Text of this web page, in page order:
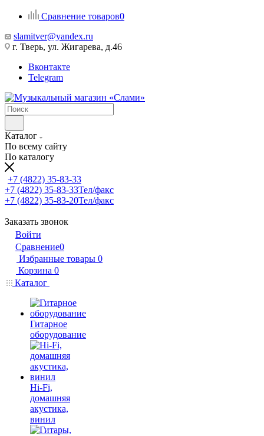
Сравнение товаров0
slamitver@yandex.ru
г. Тверь, ул. Жигарева, д.46
Вконтакте
Telegram
Каталог
По всему сайту
По каталогу
+7 (4822) 35-83-33
+7 (4822) 35-83-33Тел/факс
+7 (4822) 35-83-20Тел/факс
Заказать звонок
Войти
Сравнение0
Избранные товары 0
Корзина 0
Каталог
Гитарное
оборудование
Hi-Fi,
домашняя
акустика,
винил